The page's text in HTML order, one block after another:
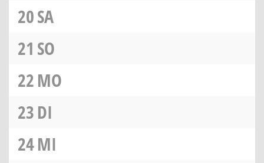
20SA
21 SO
22MO
23DI
24MI